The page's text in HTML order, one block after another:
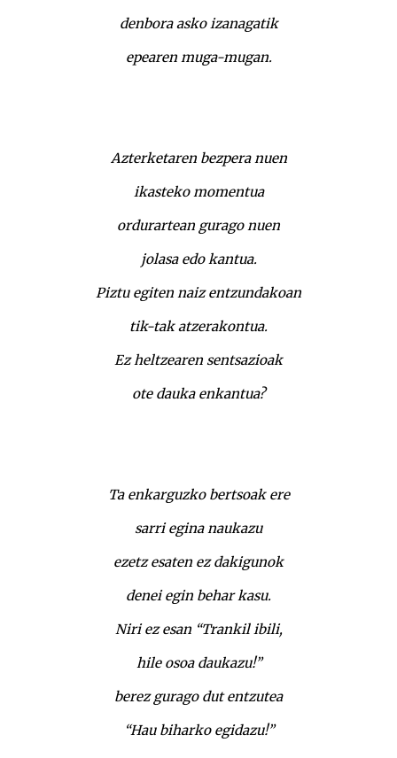
denbora asko izanagatik
epearen muga-mugan.
Azterketaren bezpera nuen
ikasteko momentua
ordurartean gurago nuen
jolasa edo kantua.
Piztu egiten naiz entzundakoan
tik-tak atzerakontua.
Ez heltzearen sentsazioak
ote dauka enkantua?
Ta enkarguzko bertsoak ere
sarri egina naukazu
ezetz esaten ez dakigunok
denei egin behar kasu.
Niri ez esan “Trankil ibili,
hile osoa daukazu!”
berez gurago dut entzutea
“Hau biharko egidazu!”